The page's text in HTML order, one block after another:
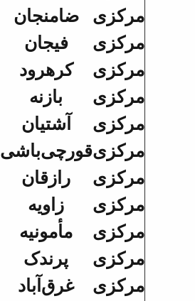
ضامنجان
مرکزی
فیجان
مرکزی
کرهرود
مرکزی
بازنه
مرکزی
آشتیان
مرکزی
قورچی‌باشیمرکزی
رازقان
مرکزی
زاویه
مرکزی
مأمونیه
مرکزی
پرندک
مرکزی
غرق‌آباد
مرکزی